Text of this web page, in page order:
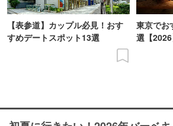
【表参道】カップル必見！おす
すめデートスポット13選
東京でお
選【2026